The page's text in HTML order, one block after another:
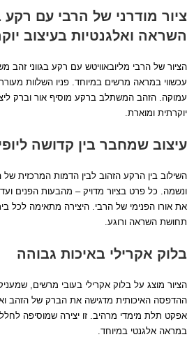
ציור מודרני של הרבי עם רקע
השראה ואלגנטיות בעיצוב
הציור של הרבי מליובאוויטש עם רקע בגווני זהב
עכשווי במראה מרשים במיוחד. פניו השלוות
עמוקה. הזהב המשתלב ברקע מוסיף אור וברק
יוקרתית ומוארת.
עיצוב שמחבר בין קדושה
השילוב בין הרקע הזהוב לבין הדמות המרכזית
ונשמה. כל פרט בציור מדויק – מהבעות הפנים
את אורו הפנימי של הרבי. היצירה מתאימה לכל
תחושת השראה ורוגע.
בלוק אקרילי באיכות גבוהה
הציור מוצג על בלוק אקרילי בעובי מרשים,
ההדפסה האיכותית מדגישה את הברק של הזהב
אפקט תלת מימדי מרהיב. זו יצירה שמוסיפה לחלל
במראה אלגנטי במיוחד.